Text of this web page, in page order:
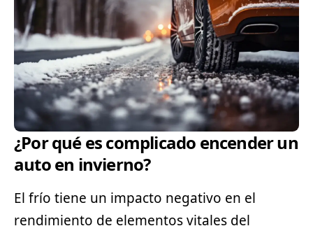
¿Por qué es complicado encender un
auto en invierno?
El frío tiene un impacto negativo en el
rendimiento de elementos vitales del